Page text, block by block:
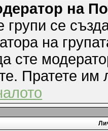
на
групи се
на
сте
Пратете